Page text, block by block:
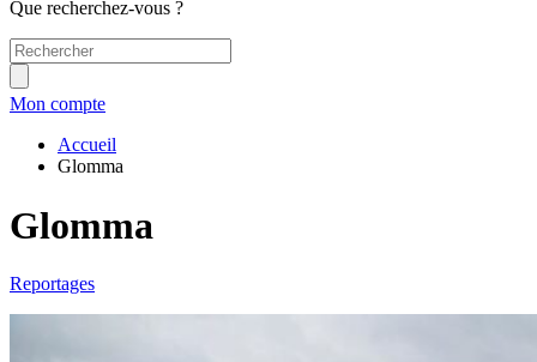
Que recherchez-vous ?
Mon compte
Accueil
Glomma
Glomma
Reportages